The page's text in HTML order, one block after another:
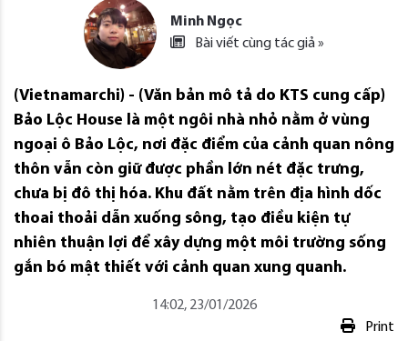
Minh Ngọc
Bài viết cùng tác giả »
(Vietnamarchi) - (Văn bản mô tả do KTS cung cấp)
Bảo Lộc House là một ngôi nhà nhỏ nằm ở vùng
ngoại ô Bảo Lộc, nơi đặc điểm của cảnh quan nông
thôn vẫn còn giữ được phần lớn nét đặc trưng, ​​
chưa bị đô thị hóa. Khu đất nằm trên địa hình dốc
thoai thoải dẫn xuống sông, tạo điều kiện tự
nhiên thuận lợi để xây dựng một môi trường sống
gắn bó mật thiết với cảnh quan xung quanh.
14:02, 23/01/2026
Print